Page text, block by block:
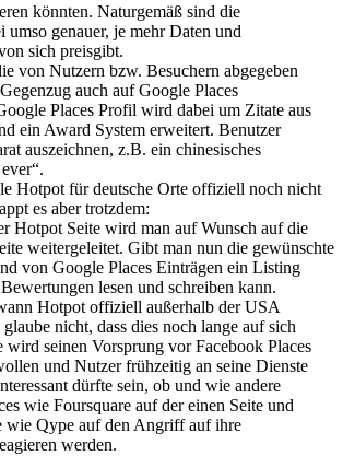
könnten. Naturgemäß sind die
umso genauer, je mehr Daten und
sich preisgibt.
von Nutzern bzw. Besuchern abgegeben
auch auf Google Places
Places Profil wird dabei um Zitate aus
ein Award System erweitert. Benutzer
auszeichnen, z.B. ein chinesisches
Hotpot für deutsche Orte offiziell noch nicht
es aber trotzdem:
Hotpot Seite wird man auf Wunsch auf die
weitergeleitet. Gibt man nun die gewünschte
von Google Places Einträgen ein Listing
lesen und schreiben kann.
Hotpot offiziell außerhalb der USA
nicht, dass dies noch lange auf sich
wird seinen Vorsprung vor Facebook Places
und Nutzer frühzeitig an seine Dienste
dürfte sein, ob und wie andere
wie Foursquare auf der einen Seite und
wie Qype auf den Angriff auf ihre
werden.